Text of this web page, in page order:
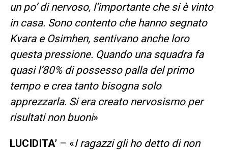
un po’ di nervoso, l’importante che si è vinto
in casa. Sono contento che hanno segnato
Kvara e Osimhen, sentivano anche loro
questa pressione. Quando una squadra fa
quasi l’80% di possesso palla del primo
tempo e crea tanto bisogna solo
apprezzarla. Si era creato nervosismo per
risultati non buoni»
LUCIDITA’ – «I ragazzi gli ho detto di non